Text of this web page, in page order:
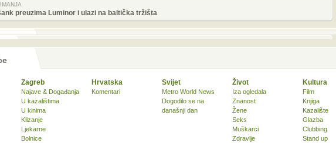
preuzima Luminor i ulazi na baltička tržišta
Zagreb
Najave & Događanja
U kazalištima
U kinima
Klizanje
Ljekarne
Bolnice
Hrvatska
Komentari
Svijet
Metro World News
Dogodilo se na
današnji dan
Život
Iza ogledala
Znanost
Žene
Seks
Muškarci
Zdravlje
Kultura
Film
Knjiga
Kazalište
Glazba
Clubbing
Stand up